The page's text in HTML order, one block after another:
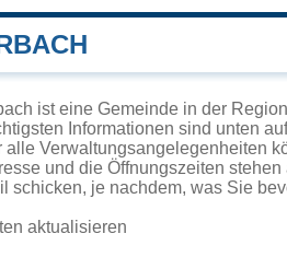
ist eine Gemeinde in der
Informationen sind unten
alle Verwaltungsangelegenheiten
und die Öffnungszeiten
schicken, je nachdem, was Sie
aktualisieren